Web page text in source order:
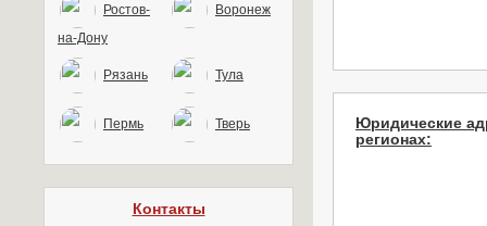
Ростов-
на-Дону
Воронеж
Рязань Тула
Пермь Тверь
Контакты
Юридические
регионах: